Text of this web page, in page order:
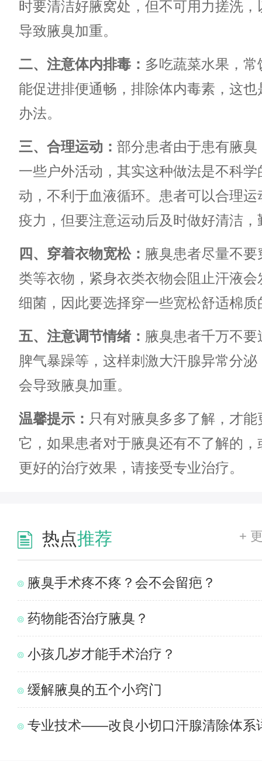
时要清洁好腋窝处，但不可用力搓洗
导致腋臭加重。
二、注意体内排毒： 多吃蔬菜水果，
能促进排便通畅，排除体内毒素，这
办法。
三、合理运动： 部分患者由于患有腋
一些户外活动，其实这种做法是不科
动，不利于血液循环。患者可以合理
疫力，但要注意运动后及时做好清洁，
四、穿着衣物宽松： 腋臭患者尽量不
类等衣物，紧身衣类衣物会阻止汗液
细菌，因此要选择穿一些宽松舒适棉质
五、注意调节情绪： 腋臭患者千万不
脾气暴躁等，这样刺激大汗腺异常分
会导致腋臭加重。
温馨提示： 只有对腋臭多多了解，才
它，如果患者对于腋臭还有不了解的
更好的治疗效果，请接受专业治疗。
热点推荐 +
腋臭手术疼不疼？会不会留疤？
药物能否治疗腋臭？
小孩几岁才能手术治疗？
缓解腋臭的五个小窍门
专业技术——改良小切口汗腺清除体系